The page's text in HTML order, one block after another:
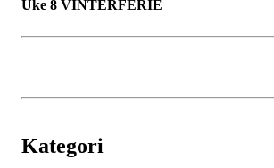
Uke 8 VINTERFERIE
Kategori